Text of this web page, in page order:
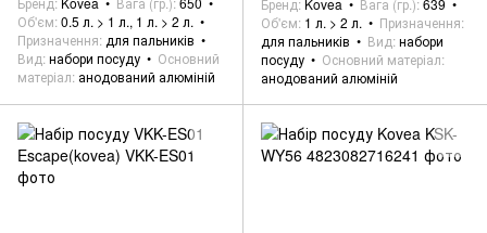
Об'єм 0.5 л. > 1 л., 1 л. > 2 л.
Призначення для пальників
Вид набори посуду
Основний
матеріал анодований алюміній
Бренд Kovea Вага (гр.) 639
Об'єм 1 л. > 2 л.
Призначення
для пальників
Вид набори
посуду
Основний матеріал
анодований алюміній